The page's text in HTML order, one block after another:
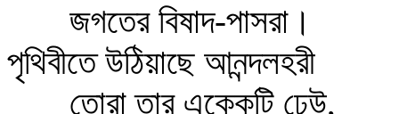
জগতের বিষাদ-পাসরা।
পৃথিবীতে উঠিয়াছে আনন্দলহরী
তোরা তার একেকটি ঢেউ,